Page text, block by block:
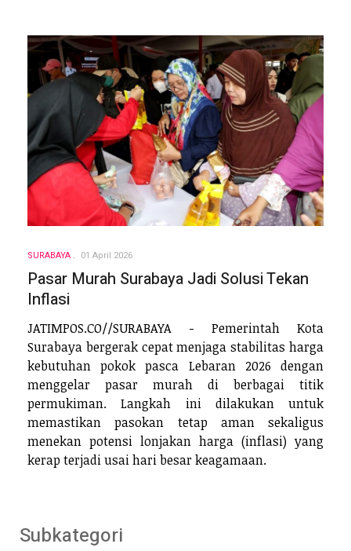
SURABAYA 01 April 2026
Pasar Murah Surabaya Jadi Solusi Tekan
Inflasi
JATIMPOS.CO//SURABAYA - Pemerintah Kota
Surabaya bergerak cepat menjaga stabilitas harga
kebutuhan pokok pasca Lebaran 2026 dengan
menggelar pasar murah di berbagai titik
permukiman. Langkah ini dilakukan untuk
memastikan pasokan tetap aman sekaligus
menekan potensi lonjakan harga (inflasi) yang
kerap terjadi usai hari besar keagamaan.
Subkategori